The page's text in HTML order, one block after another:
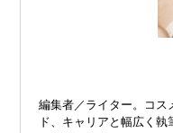
編集者／ライター。コ
ド、キャリアと幅広く